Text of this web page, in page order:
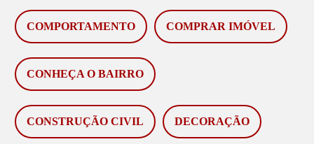
COMPORTAMENTO COMPRAR IMÓVEL
CONHEÇA O BAIRRO
CONSTRUÇÃO CIVIL DECORAÇÃO